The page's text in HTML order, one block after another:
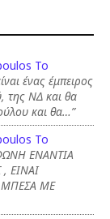
To
ένας έμπειρος
της ΝΔ και θα
και θα…”
To
ΕΝΑΝΤΙΑ
ΕΙΝΑΙ
ΜΠΕΣΑ ΜΕ